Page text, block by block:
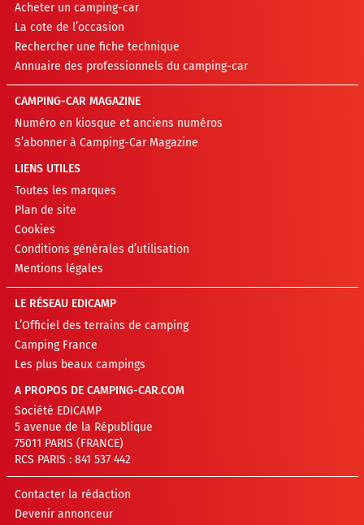
Acheter un camping-car
La cote de l’occasion
Rechercher une fiche technique
Annuaire des professionnels du camping-car
CAMPING-CAR MAGAZINE
Numéro en kiosque et anciens numéros
S’abonner à Camping-Car Magazine
LIENS UTILES
Toutes les marques
Plan de site
Cookies
Conditions générales d’utilisation
Mentions légales
LE RÉSEAU EDICAMP
L’Officiel des terrains de camping
Camping France
Les plus beaux campings
A PROPOS DE CAMPING-CAR.COM
Société EDICAMP
5 avenue de la République
75011 PARIS (FRANCE)
RCS PARIS : 841 537 442
Contacter la rédaction
Devenir annonceur